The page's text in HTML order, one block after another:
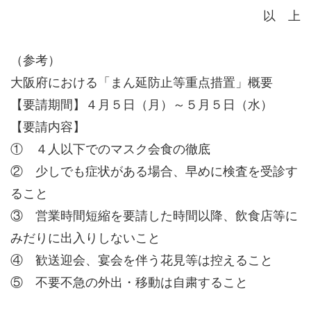
以 上
（参考）
大阪府における「まん延防止等重点措置」概要
【要請期間】４月５日（月）～５月５日（水）
【要請内容】
① ４人以下でのマスク会食の徹底
② 少しでも症状がある場合、早めに検査を受診す
ること
③ 営業時間短縮を要請した時間以降、飲食店等に
みだりに出入りしないこと
④ 歓送迎会、宴会を伴う花見等は控えること
⑤ 不要不急の外出・移動は自粛すること